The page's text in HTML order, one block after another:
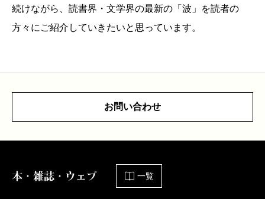
続けながら、読書界・文学界の最新の「波」を読者の
方々にご紹介していきたいと思っています。
お問い合わせ
本・雑誌・ウェブ 一覧